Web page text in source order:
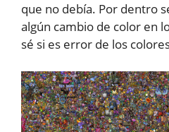
que no debía. Por dentro
algún cambio de color en
sé si es error de los